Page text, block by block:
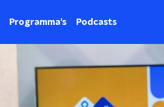
Programma's Podcasts